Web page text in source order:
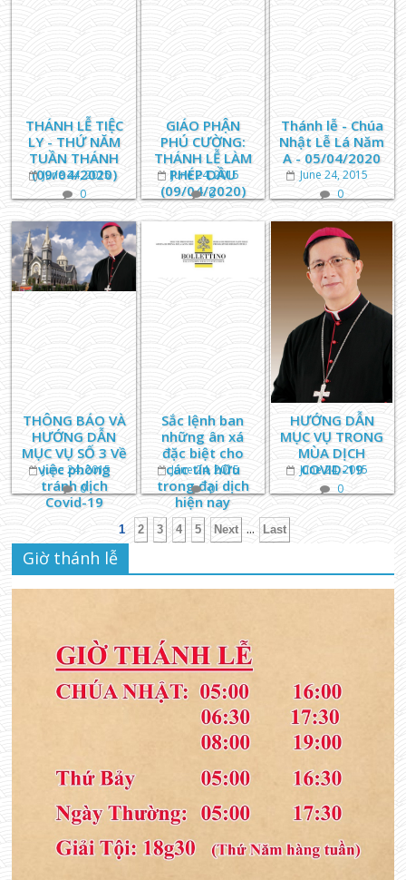
THÁNH LỄ TIỆC
LY - THỨ NĂM
TUẦN THÁNH
(09/04/2020)
June 24, 2015
0
GIÁO PHẬN
PHÚ CƯỜNG:
THÁNH LỄ LÀM
PHÉP DẦU
(09/04/2020)
June 24, 2015
0
Thánh lễ - Chúa
Nhật Lễ Lá Năm
A - 05/04/2020
June 24, 2015
0
THÔNG BÁO VÀ
HƯỚNG DẪN
MỤC VỤ SỐ 3 Về
việc phòng
tránh dịch
Covid-19
June 24, 2015
0
Sắc lệnh ban
những ân xá
đặc biệt cho
các tín hữu
trong đại dịch
hiện nay
June 24, 2015
0
HƯỚNG DẪN
MỤC VỤ TRONG
MÙA DỊCH
COVID-19
June 24, 2015
0
1 2 3 4 5 Next ... Last
Giờ thánh lễ